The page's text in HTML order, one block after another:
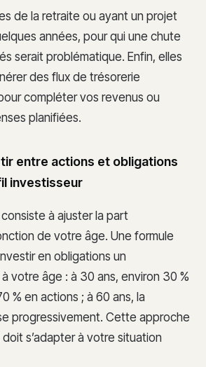
de la retraite ou ayant un projet
années, pour qui une chute
serait problématique. Enfin, elles
des flux de trésorerie
compléter vos revenus ou
planifiées.
entre actions et obligations
investisseur
à ajuster la part
de votre âge. Une formule
en obligations un
votre âge : à 30 ans, environ 30 %
% en actions ; à 60 ans, la
progressivement. Cette approche
s’adapter à votre situation